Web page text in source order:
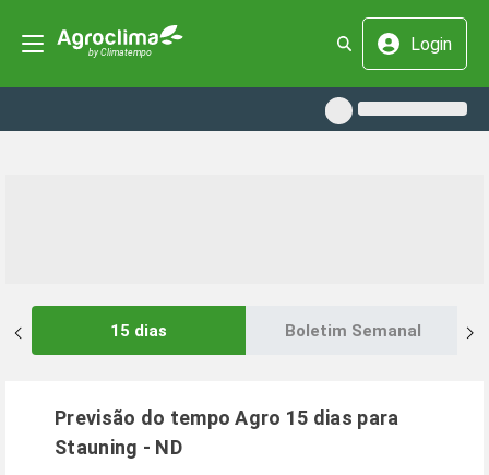
Login
15 dias Boletim Semanal
Previsão do tempo Agro 15 dias para
Stauning - ND